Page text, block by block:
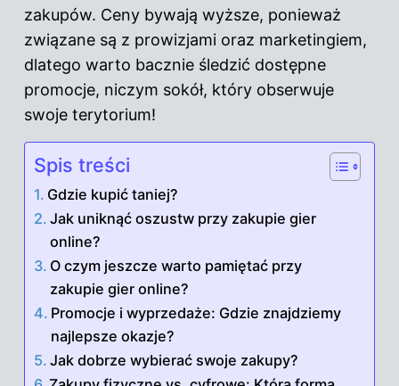
zakupów. Ceny bywają wyższe, ponieważ
związane są z prowizjami oraz marketingiem,
dlatego warto bacznie śledzić dostępne
promocje, niczym sokół, który obserwuje
swoje terytorium!
Spis treści
Gdzie kupić taniej?
Jak uniknąć oszustw przy zakupie gier
online?
O czym jeszcze warto pamiętać przy
zakupie gier online?
Promocje i wyprzedaże: Gdzie znajdziemy
najlepsze okazje?
Jak dobrze wybierać swoje zakupy?